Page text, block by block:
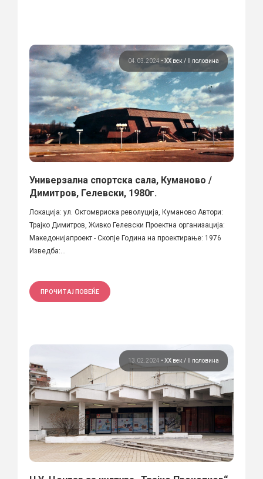
04.03.2024 • ХХ век / II половина
Универзална спортска сала, Куманово /
Димитров, Гелевски, 1980г.
Локација: ул. Октомвриска револуција, Куманово Автори:
Трајко Димитров, Живко Гелевски Проектна организација:
Македонијапроект - Скопје Година на проектирање: 1976
Изведба:...
ПРОЧИТАЈ ПОВЕЌЕ
13.02.2024 • ХХ век / II половина